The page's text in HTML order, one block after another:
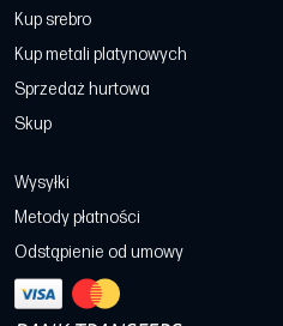
Kup srebro
Kup metali platynowych
Sprzedaż hurtowa
Skup
Wysyłki
Metody płatności
Odstąpienie od umowy